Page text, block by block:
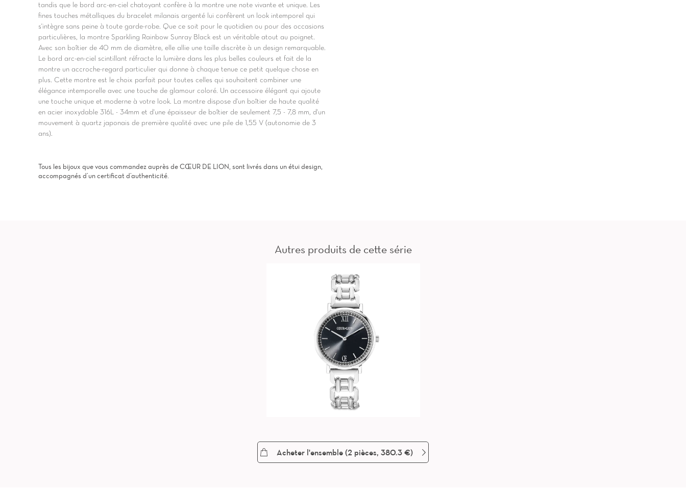
tandis que le bord arc-en-ciel chatoyant confère à la montre une note vivante et unique. Les
fines touches métalliques du bracelet milanais argenté lui confèrent un look intemporel qui
s'intègre sans peine à toute garde-robe. Que ce soit pour le quotidien ou pour des occasions
particulières, la montre Sparkling Rainbow Sunray Black est un véritable atout au poignet.
Avec son boîtier de 40 mm de diamètre, elle allie une taille discrète à un design remarquable.
Le bord arc-en-ciel scintillant réfracte la lumière dans les plus belles couleurs et fait de la
montre un accroche-regard particulier qui donne à chaque tenue ce petit quelque chose en
plus. Cette montre est le choix parfait pour toutes celles qui souhaitent combiner une
élégance intemporelle avec une touche de glamour coloré. Un accessoire élégant qui ajoute
une touche unique et moderne à votre look. La montre dispose d'un boîtier de haute qualité
en acier inoxydable 316L - 34mm et d'une épaisseur de boîtier de seulement 7,5 - 7,8 mm, d'un
mouvement à quartz japonais de première qualité avec une pile de 1,55 V (autonomie de 3
ans).
Tous les bijoux que vous commandez auprès de CŒUR DE LION, sont livrés dans un étui design,
accompagnés d’un certificat d’authenticité.
Autres produits de cette série
Acheter l'ensemble (2 pièces, 380.3 €)